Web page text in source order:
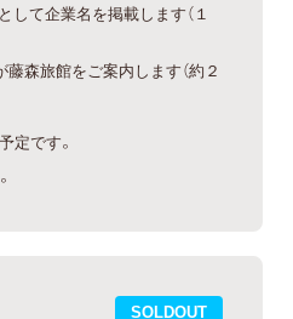
して企業名を掲載します（１
藤森旅館をご案内します（約２
定です。
SOLDOUT